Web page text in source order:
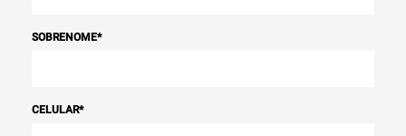
SOBRENOME*
CELULAR*